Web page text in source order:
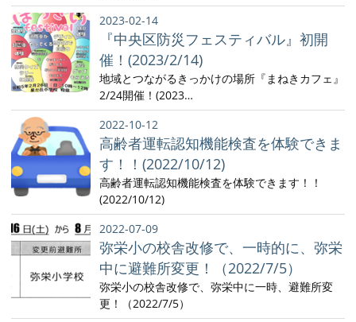
2023-02-14
『中央区防災フェスティバル』初開
催！(2023/2/14)
地域とつながるきっかけの場所『まねきカフェ』
2/24開催！(2023…
2022-10-12
高齢者運転認知機能検査を体験できま
す！！(2022/10/12)
高齢者運転認知機能検査を体験できます！！
(2022/10/12)
2022-07-09
弥栄小の校舎改修で、一時的に、弥栄
中に避難所変更！（2022/7/5）
弥栄小の校舎改修で、弥栄中に一時、避難所変
更！（2022/7/5）